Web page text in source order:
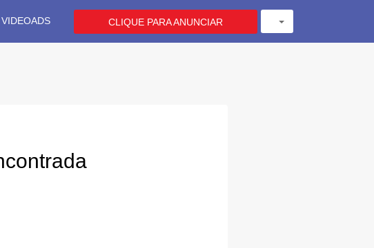
VIDEOADS CLIQUE PARA ANUNCIAR